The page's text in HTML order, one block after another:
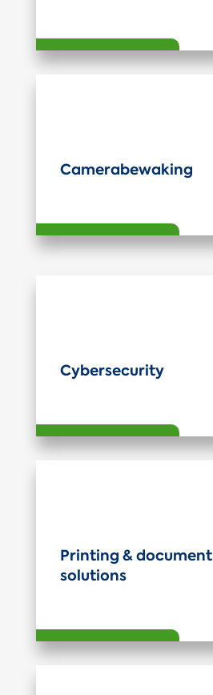
Camerabewaking
Cybersecurity
Printing & document
solutions